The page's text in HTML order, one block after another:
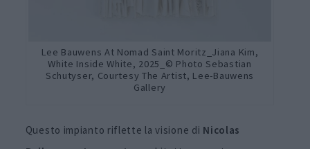
Lee Bauwens At Nomad Saint Moritz_Jiana Kim,
White Inside White, 2025_© Photo Sebastian
Schutyser, Courtesy The Artist, Lee-Bauwens
Gallery
Questo impianto riflette la visione di Nicolas